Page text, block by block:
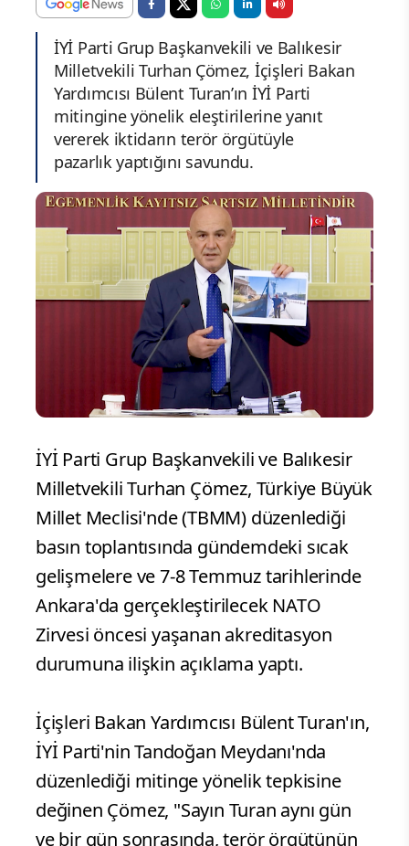
İYİ Parti Grup Başkanvekili ve Balıkesir
Milletvekili Turhan Çömez, İçişleri Bakan
Yardımcısı Bülent Turan’ın İYİ Parti
mitingine yönelik eleştirilerine yanıt
vererek iktidarın terör örgütüyle
pazarlık yaptığını savundu.
İYİ Parti Grup Başkanvekili ve Balıkesir
Milletvekili Turhan Çömez, Türkiye Büyük
Millet Meclisi'nde (TBMM) düzenlediği
basın toplantısında gündemdeki sıcak
gelişmelere ve 7-8 Temmuz tarihlerinde
Ankara'da gerçekleştirilecek NATO
Zirvesi öncesi yaşanan akreditasyon
durumuna ilişkin açıklama yaptı.
İçişleri Bakan Yardımcısı Bülent Turan'ın,
İYİ Parti'nin Tandoğan Meydanı'nda
düzenlediği mitinge yönelik tepkisine
değinen Çömez, "Sayın Turan aynı gün
ve bir gün sonrasında, terör örgütünün